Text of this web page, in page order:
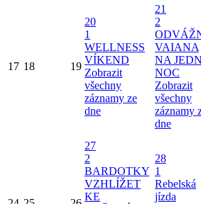
17 18 19
20
1
WELLNESS
VÍKEND
Zobrazit
všechny
záznamy ze
dne
21
2
VAIANA
NA
NOC
Zobrazit
všechny
záznamy
dne
27
2
BARDOTKY
VZHLÍŽET
KE
28
1
Rebelská
jízda